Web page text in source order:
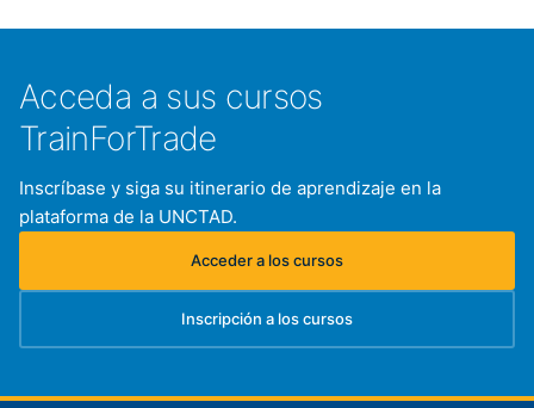
Acceda a sus cursos
TrainForTrade
Inscríbase y siga su itinerario de aprendizaje en la
plataforma de la UNCTAD.
Acceder a los cursos
(se abre en una nueva pestaña)
Inscripción a los cursos
(se abre en una nueva pestaña)